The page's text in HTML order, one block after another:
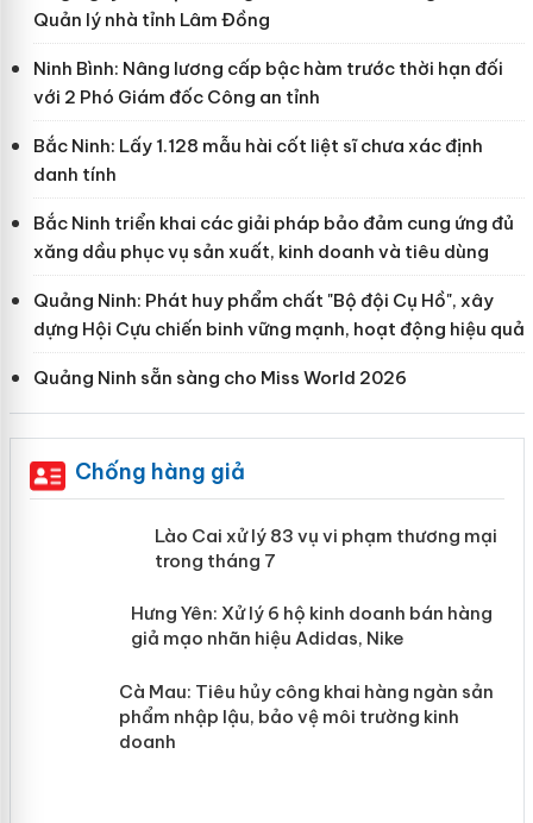
Quản lý nhà tỉnh Lâm Đồng
Ninh Bình: Nâng lương cấp bậc hàm trước thời hạn đối
với 2 Phó Giám đốc Công an tỉnh
Bắc Ninh: Lấy 1.128 mẫu hài cốt liệt sĩ chưa xác định
danh tính
Bắc Ninh triển khai các giải pháp bảo đảm cung ứng đủ
xăng dầu phục vụ sản xuất, kinh doanh và tiêu dùng
Quảng Ninh: Phát huy phẩm chất "Bộ đội Cụ Hồ", xây
dựng Hội Cựu chiến binh vững mạnh, hoạt động hiệu quả
Quảng Ninh sẵn sàng cho Miss World 2026
Chống hàng giả
Lào Cai xử lý 83 vụ vi phạm thương
mại trong tháng 7
Hưng Yên: Xử lý 6 hộ kinh doanh bán
hàng giả mạo nhãn hiệu Adidas, Nike